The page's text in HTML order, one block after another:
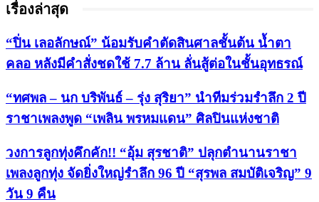
เรื่องล่าสุด
“ปิ่น เลอลักษณ์” น้อมรับคำตัดสินศาลชั้นต้น น้ำตา
คลอ หลังมีคำสั่งชดใช้ 7.7 ล้าน ลั่นสู้ต่อในชั้นอุทธรณ์
“ทศพล – นก บริพันธ์ – รุ่ง สุริยา” นำทีมร่วมรำลึก 2 ปี
ราชาเพลงพูด “เพลิน พรหมแดน” ศิลปินแห่งชาติ
วงการลูกทุ่งคึกคัก!! “อุ้ม สุรชาติ” ปลุกตำนานราชา
เพลงลูกทุ่ง จัดยิ่งใหญ่รำลึก 96 ปี “สุรพล สมบัติเจริญ” 9
วัน 9 คืน